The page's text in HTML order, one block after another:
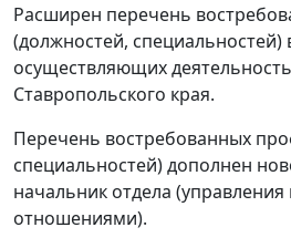
Расширен перечень
(должностей, специальностей)
осуществляющих
Ставропольского края.
Перечень востребованных
специальностей) дополнен
начальник отдела
отношениями).